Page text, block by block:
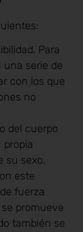
Para
una serie de
con los que
no
del cuerpo
propia
su sexo.
este
fuerza
promueve
también se